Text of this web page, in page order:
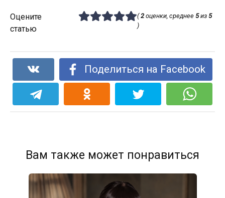
Оцените
статью
(2оценки, среднее 5из 5
)
Поделиться на Facebook
Вам также может понравиться